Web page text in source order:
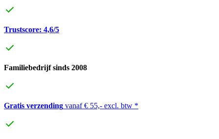
Trustscore: 4,6/5
Familiebedrijf sinds 2008
Gratis verzending vanaf € 55,- excl. btw *